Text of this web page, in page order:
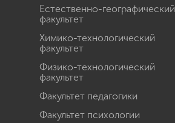
Естественно-географический
факультет
Химико-технологический
факультет
Физико-технологический
факультет
Факультет педагогики
Факультет психологии